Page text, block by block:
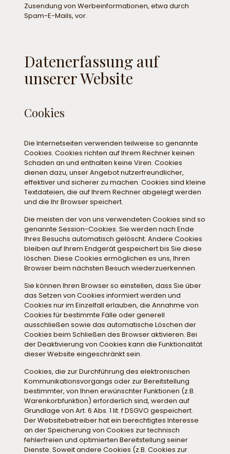
Zusendung von Werbeinformationen, etwa durch
Spam-E-Mails, vor.
Datenerfassung auf
unserer Website
Cookies
Die Internetseiten verwenden teilweise so genannte
Cookies. Cookies richten auf Ihrem Rechner keinen
Schaden an und enthalten keine Viren. Cookies
dienen dazu, unser Angebot nutzerfreundlicher,
effektiver und sicherer zu machen. Cookies sind kleine
Textdateien, die auf Ihrem Rechner abgelegt werden
und die Ihr Browser speichert.
Die meisten der von uns verwendeten Cookies sind so
genannte Session-Cookies. Sie werden nach Ende
Ihres Besuchs automatisch gelöscht. Andere Cookies
bleiben auf Ihrem Endgerät gespeichert bis Sie diese
löschen. Diese Cookies ermöglichen es uns, Ihren
Browser beim nächsten Besuch wiederzuerkennen.
Sie können Ihren Browser so einstellen, dass Sie über
das Setzen von Cookies informiert werden und
Cookies nur im Einzelfall erlauben, die Annahme von
Cookies für bestimmte Fälle oder generell
ausschließen sowie das automatische Löschen der
Cookies beim Schließen des Browser aktivieren. Bei
der Deaktivierung von Cookies kann die Funktionalität
dieser Website eingeschränkt sein.
Cookies, die zur Durchführung des elektronischen
Kommunikationsvorgangs oder zur Bereitstellung
bestimmter, von Ihnen erwünschter Funktionen (z.B.
Warenkorbfunktion) erforderlich sind, werden auf
Grundlage von Art. 6 Abs. 1 lit. f DSGVO gespeichert.
Der Websitebetreiber hat ein berechtigtes Interesse
an der Speicherung von Cookies zur technisch
fehlerfreien und optimierten Bereitstellung seiner
Dienste. Soweit andere Cookies (z.B. Cookies zur